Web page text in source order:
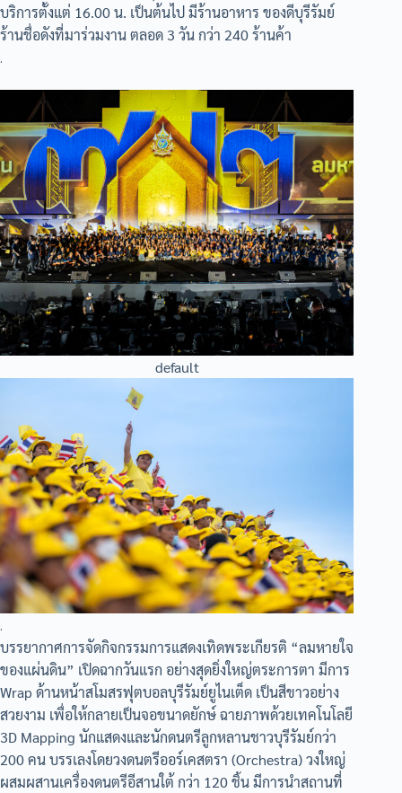
บริการตั้งแต่ 16.00 น. เป็นต้นไป มีร้านอาหาร ของดีบุรีรัมย์
ร้านชื่อดังที่มาร่วมงาน ตลอด 3 วัน กว่า 240 ร้านค้า
.
default
.
บรรยากาศการจัดกิจกรรมการแสดงเทิดพระเกียรติ “ลมหายใจ
ของแผ่นดิน” เปิดฉากวันแรก อย่างสุดยิ่งใหญ่ตระการตา มีการ
Wrap ด้านหน้าสโมสรฟุตบอลบุรีรัมย์ยูไนเต็ด เป็นสีขาวอย่าง
สวยงาม เพื่อให้กลายเป็นจอขนาดยักษ์ ฉายภาพด้วยเทคโนโลยี
3D Mapping นักแสดงและนักดนตรีลูกหลานชาวบุรีรัมย์กว่า
200 คน บรรเลงโดยวงดนตรีออร์เคสตรา (Orchestra) วงใหญ่
ผสมผสานเครื่องดนตรีอีสานใต้ กว่า 120 ชิ้น มีการนำสถานที่